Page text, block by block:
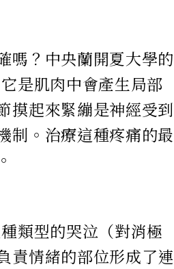
嗎？中央蘭開夏大學的
是肌肉中會產生局部
摸起來緊繃是神經受到
制。治療這種疼痛的最
類型的哭泣（對消極
責情緒的部位形成了連